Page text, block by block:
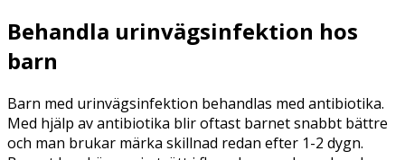
Behandla urinvägsinfektion hos
barn
Barn med urinvägsinfektion behandlas med antibiotika.
Med hjälp av antibiotika blir oftast barnet snabbt bättre
och man brukar märka skillnad redan efter 1-2 dygn.